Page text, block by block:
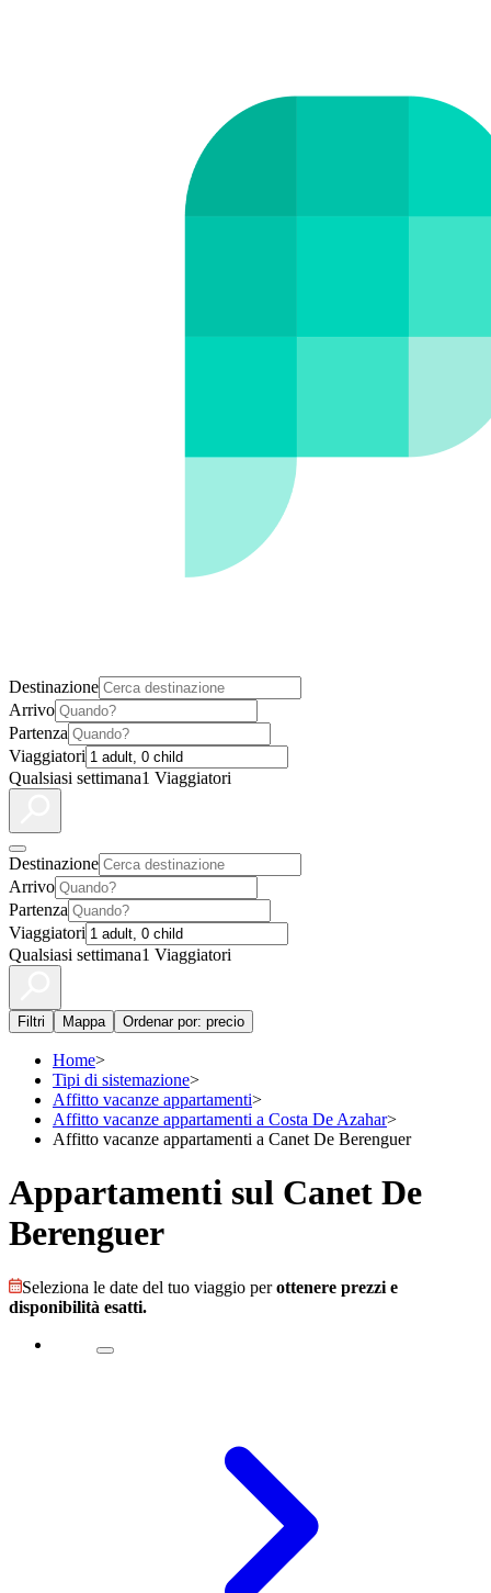
Destinazione
Arrivo
Partenza
Viaggiatori
Qualsiasi settimana1 Viaggiatori
Destinazione
Arrivo
Partenza
Viaggiatori
Qualsiasi settimana1 Viaggiatori
Filtri Mappa Ordenar por: precio
Home>
Tipi di sistemazione>
Affitto vacanze appartamenti>
Affitto vacanze appartamenti a Costa De Azahar>
Affitto vacanze appartamenti a Canet De Berenguer
Appartamenti sul Canet De
Berenguer
Seleziona le date del tuo viaggio perottenere prezzi e
disponibilità esatti.